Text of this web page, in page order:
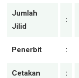
Jumlah
Jilid
:
Penerbit :
Cetakan :